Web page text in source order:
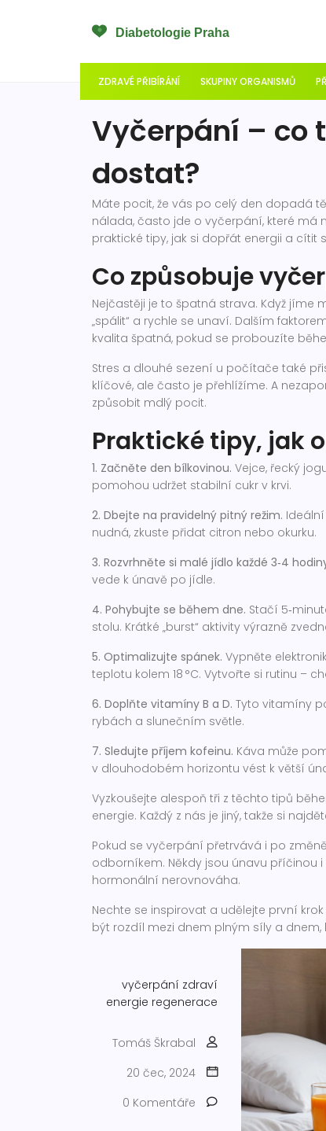
ZDRAVÉ PŘIBÍRÁNÍ SKUPINY ORGANISMŮ
Vyčerpání – co
dostat?
Máte pocit, že vás po celý den dopadá
nálada, často jde o vyčerpání, které má
praktické tipy, jak si dopřát energii a cítit
Co způsobuje
Nejčastěji je to špatná strava. Když jíme
„spálit“ a rychle se unaví. Dalším
kvalita špatná, pokud se probouzíte
Stres a dlouhé sezení u počítače také
klíčové, ale často je přehlížíme. A
způsobit mdlý pocit.
Praktické tipy, jak
1. Začněte den bílkovinou. Vejce, řecký
pomohou udržet stabilní cukr v krvi.
2. Dbejte na pravidelný pitný režim.
nudná, zkuste přidat citron nebo okurku.
3. Rozvrhněte si malé jídlo každé 3‑4
vede k únavě po jídle.
4. Pohybujte se během dne. Stačí
stolu. Krátké „burst“ aktivity výrazně
5. Optimalizujte spánek. Vypněte
teplotu kolem 18 °C. Vytvořte si rutinu –
6. Doplňte vitamíny B a D. Tyto vitamíny
rybách a slunečním světle.
7. Sledujte příjem kofeinu. Káva může
v dlouhodobém horizontu vést k větší
Vyzkoušejte alespoň tři z těchto tipů
energie. Každý z nás je jiný, takže si
Pokud se vyčerpání přetrvává i po
odborníkem. Někdy jsou únavu příčinou
hormonální nerovnováha.
Nechte se inspirovat a udělejte první
být rozdíl mezi dnem plným síly a dnem,
vyčerpání zdraví
energie regenerace
Tomáš Škrabal
20 čec, 2024
0 Komentáře